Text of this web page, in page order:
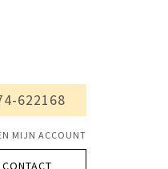
622168
MIJN ACCOUNT
CONTACT